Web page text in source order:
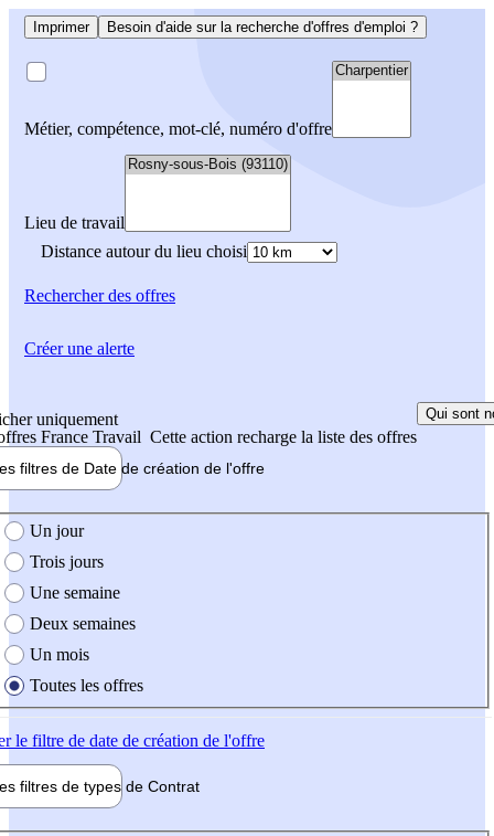
Imprimer Besoin d'aide sur la recherche d'offres d'emploi ?
Métier, compétence, mot-clé, numéro d'offre
Lieu de travail
Distance autour du lieu choisi
Rechercherdes offres
uniquement
France Travail Cette action recharge la liste des offres
Qui sont
filtres de Date de création de l'offre
création de l'offre
Un jour
Trois jours
Une semaine
Deux semaines
Un mois
Toutes les offres
le filtre de date de création de l'offre
filtres de types de Contrat
Créer une alerte